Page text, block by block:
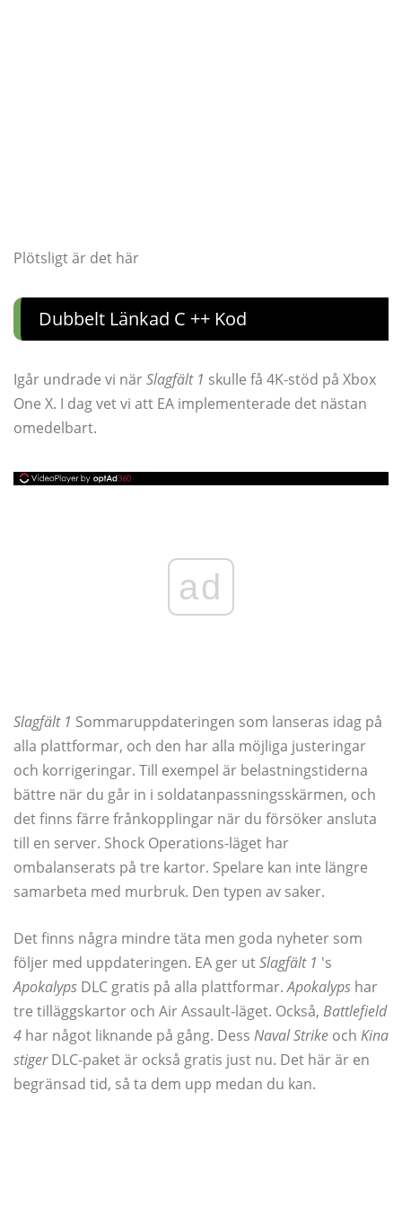
Plötsligt är det här
Dubbelt Länkad C ++ Kod
Igår undrade vi närSlagfält 1 skulle få 4K-stöd på Xbox
One X. I dag vet vi att EA implementerade det nästan
omedelbart.
ad
Slagfält 1 Sommaruppdateringen som lanseras idag på
alla plattformar, och den har alla möjliga justeringar
och korrigeringar. Till exempel är belastningstiderna
bättre när du går in i soldatanpassningsskärmen, och
det finns färre frånkopplingar när du försöker ansluta
till en server. Shock Operations-läget har
ombalanserats på tre kartor. Spelare kan inte längre
samarbeta med murbruk. Den typen av saker.
Det finns några mindre täta men goda nyheter som
följer med uppdateringen. EA ger utSlagfält 1 's
Apokalyps DLC gratis på alla plattformar.Apokalyps har
tre tilläggskartor och Air Assault-läget. Också, Battlefield
4 har något liknande på gång. Dess Naval Strike och Kina
stigerDLC-paket är också gratis just nu. Det här är en
begränsad tid, så ta dem upp medan du kan.